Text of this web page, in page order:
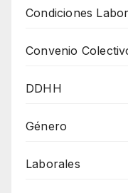
Condiciones
Convenio
DDHH
Género
Laborales